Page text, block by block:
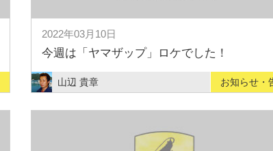
2022年03月10日
今週は「ヤマザップ」ロケでした！
山辺 貴章 お知らせ・